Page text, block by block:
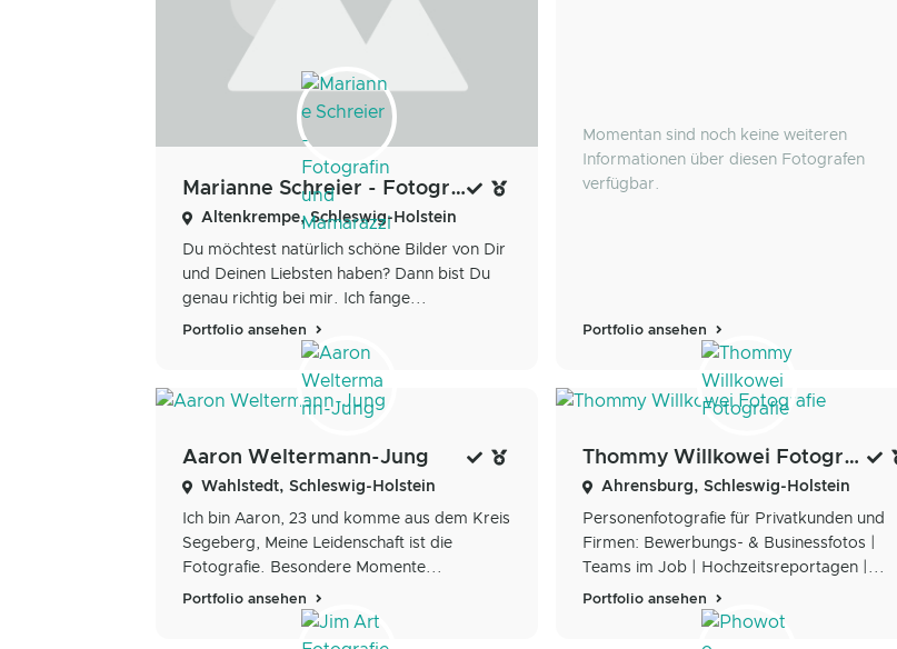
Marianne Schreier - Fotografin und Mamarazzi
Altenkrempe, Schleswig-Holstein
Du möchtest natürlich schöne Bilder von Dir
und Deinen Liebsten haben? Dann bist Du
genau richtig bei mir. Ich fange...
Portfolio ansehen
Momentan sind noch keine weiteren
Informationen über diesen Fotografen
verfügbar.
Portfolio ansehen
Aaron Weltermann-Jung
Wahlstedt, Schleswig-Holstein
Ich bin Aaron, 23 und komme aus dem Kreis
Segeberg, Meine Leidenschaft ist die
Fotografie. Besondere Momente...
Portfolio ansehen
Thommy Willkowei Fotografie
Ahrensburg, Schleswig-Holstein
Personenfotografie für Privatkunden und
Firmen: Bewerbungs- & Businessfotos |
Teams im Job | Hochzeitsreportagen |...
Portfolio ansehen